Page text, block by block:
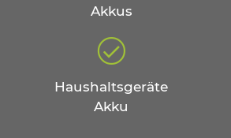
Akkus
Haushaltsgeräte
Akku